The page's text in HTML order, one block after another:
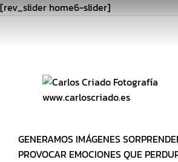
[rev_slider home6-slider]
www.carloscriado.es
GENERAMOS IMÁGENES
PROVOCAR EMOCIONES QUE